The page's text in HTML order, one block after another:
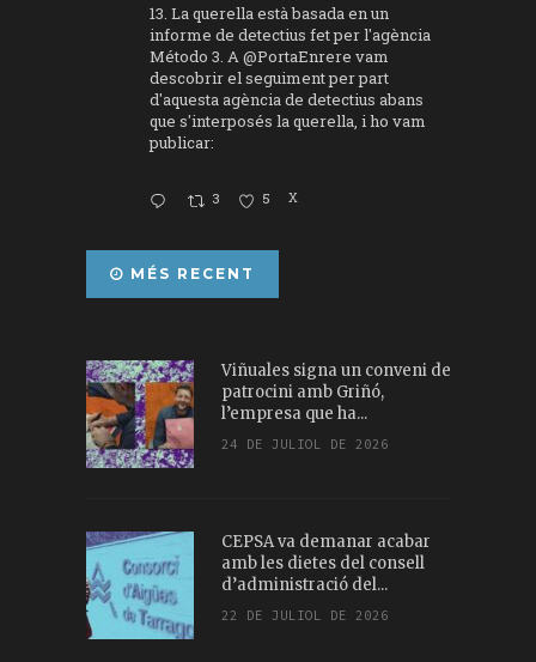
13. La querella està basada en un
informe de detectius fet per l'agència
Método 3. A@PortaEnrere vam
descobrir el seguiment per part
d'aquesta agència de detectius abans
que s'interposés la querella, i ho vam
publicar:
3 5 X
MÉS RECENT
Viñuales signa un conveni de
patrocini amb Griñó,
l’empresa que ha...
24 DE JULIOL DE 2026
CEPSA va demanar acabar
amb les dietes del consell
d’administració del...
22 DE JULIOL DE 2026